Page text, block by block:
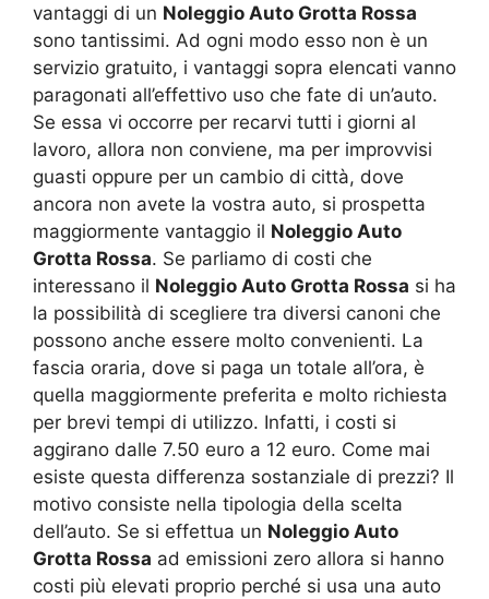
vantaggi di un Noleggio Auto Grotta Rossa
sono tantissimi. Ad ogni modo esso non è un
servizio gratuito, i vantaggi sopra elencati vanno
paragonati all’effettivo uso che fate di un’auto.
Se essa vi occorre per recarvi tutti i giorni al
lavoro, allora non conviene, ma per improvvisi
guasti oppure per un cambio di città, dove
ancora non avete la vostra auto, si prospetta
maggiormente vantaggio il Noleggio Auto
Grotta Rossa. Se parliamo di costi che
interessano il Noleggio Auto Grotta Rossa si ha
la possibilità di scegliere tra diversi canoni che
possono anche essere molto convenienti. La
fascia oraria, dove si paga un totale all’ora, è
quella maggiormente preferita e molto richiesta
per brevi tempi di utilizzo. Infatti, i costi si
aggirano dalle 7.50 euro a 12 euro. Come mai
esiste questa differenza sostanziale di prezzi? Il
motivo consiste nella tipologia della scelta
dell’auto. Se si effettua un Noleggio Auto
Grotta Rossa ad emissioni zero allora si hanno
costi più elevati proprio perché si usa una auto